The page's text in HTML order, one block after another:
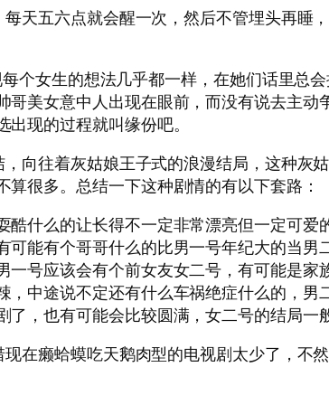
天五六点就会醒一次，然后不管埋头再睡
个女生的想法几乎都一样，在她们话里总
美女意中人出现在眼前，而没有说去主
现的过程就叫缘份吧。
向往着灰姑娘王子式的浪漫结局，这种灰
很多。总结一下这种剧情的有以下套路：
什么的让长得不一定非常漂亮但一定可
能有个哥哥什么的比男一号年纪大的当
号应该会有个前女友女二号，有可能是
中途说不定还有什么车祸绝症什么的，
，也有可能会比较圆满，女二号的结局一
在癞蛤蟆吃天鹅肉型的电视剧太少了，不然